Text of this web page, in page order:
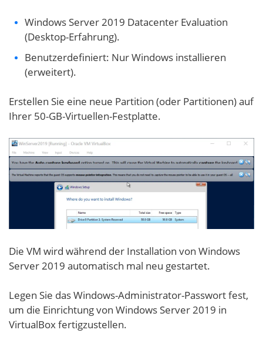
Windows Server 2019 Datacenter Evaluation
(Desktop-Erfahrung).
Benutzerdefiniert: Nur Windows installieren
(erweitert).
Erstellen Sie eine neue Partition (oder Partitionen) auf
Ihrer 50-GB-Virtuellen-Festplatte.
Die VM wird während der Installation von Windows
Server 2019 automatisch mal neu gestartet.
Legen Sie das Windows-Administrator-Passwort fest,
um die Einrichtung von Windows Server 2019 in
VirtualBox fertigzustellen.